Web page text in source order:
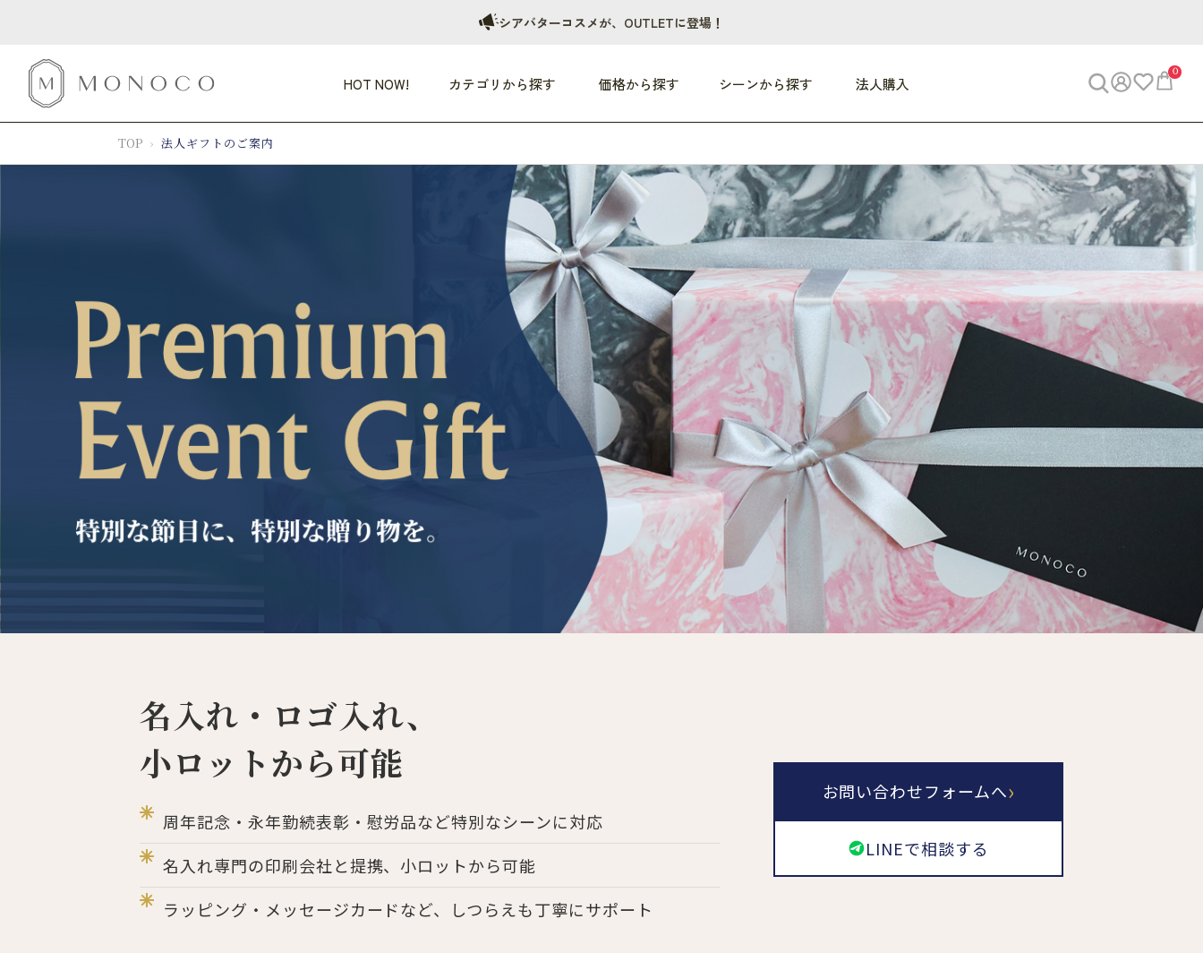
HOT NOW!
特集一覧
アウトレット
つめた〜い夏、どうぞ！
ひんやり今治タオル、生き返る〜 最後のひと口までキンキン
カテゴリから探す
ベランダ・庭
インテリア／その他
家電
すべて
リビング家電
キッチン家電
美容・健康家電
オーディオ家電
ファッション
服
バッグ
靴・靴下
レイングッズ
ファッション／小物
ビジネス
すべて
椅子・クッション
収納
ビジネス／小物
寝具
すべて
敷き寝具
掛け寝具
パジャマ
枕・小物
キッチン
すべて
調理家電
食器
タオル・ふきん
掃除・洗濯
健康・美容
すべて
肌・髪ケア
バスグッズ
ひんやりグッズ
あったかグッズ
健康グッズ
オーラルケア
食料品
すべて
ドリンク
フード
旅行
価格から探す
3,000円 - 5,000円 5,000円 - 10,000円 10,000円 - 30,000円 30,000円以上
シーンから探す
毎日使ってね
じぶんメンテナンス
おうちエクササイズ
HOME
すべて
居心地のいい空間
家事ルンルン
食いしん坊クラブ
料理と団らん
WORK
すべて
ひらめきデスク
ほっと一息ふぅ
やっぱり清潔感
仕事へGO
ENJOY
すべて
お出かけスパイス
思い出トラベル
外で過ごすって最高
好き・・にどっぷり
法人購入
0
TOP 法人ギフトのご案内
名入れ・ロゴ入れ、
小ロットから可能
周年記念・永年勤続表彰・慰労品など特別なシーンに対応
名入れ専門の印刷会社と提携、小ロットから可能
ラッピング・メッセージカードなど、しつらえも丁寧にサポート
お問い合わせフォームへ›
LINEで相談する
シアバターコスメが、OUTLETに登場！